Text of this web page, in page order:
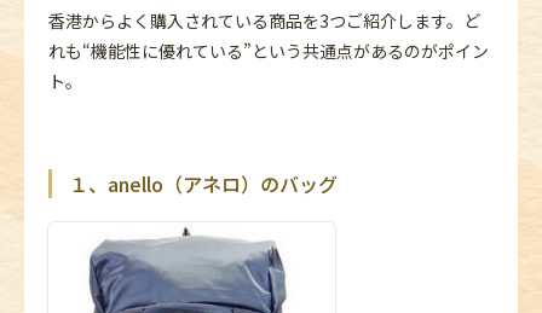
香港からよく購入されている商品を3つご紹介します。ど
れも“機能性に優れている”という共通点があるのがポイン
ト。
１、anello（アネロ）のバッグ